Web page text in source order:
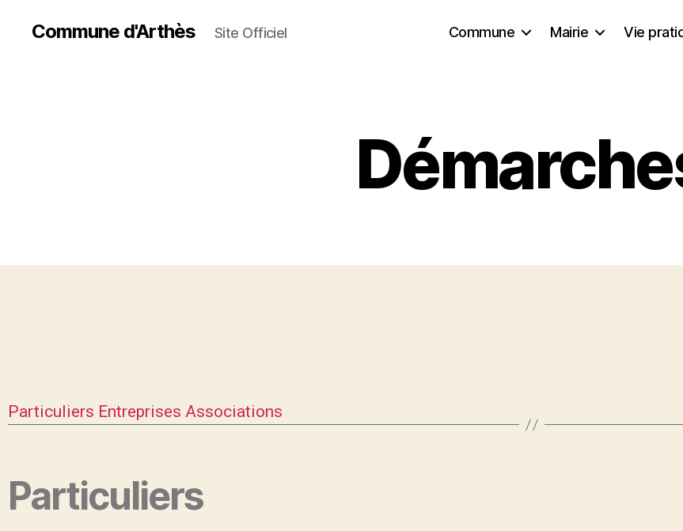
Commune d'Arthès Site Officiel Commune Mairie Vie
Particuliers Entreprises Associations
Particuliers